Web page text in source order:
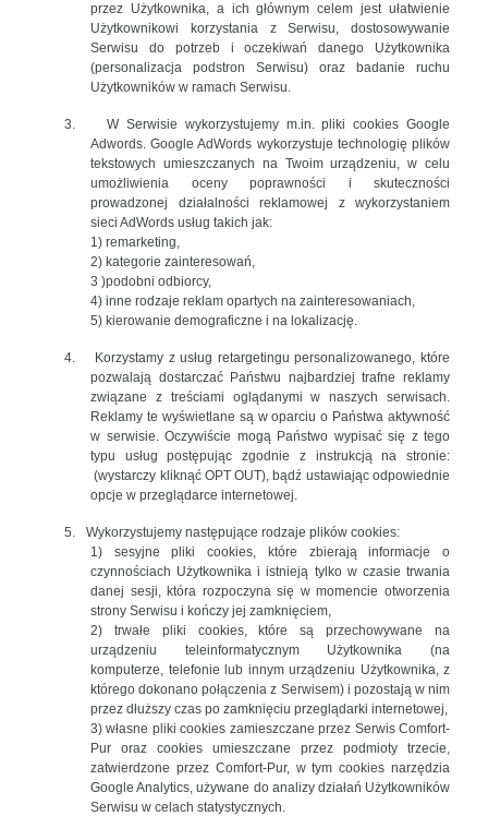
przez Użytkownika, a ich głównym celem jest ułatwienie
Użytkownikowi korzystania z Serwisu, dostosowywanie
Serwisu do potrzeb i oczekiwań danego Użytkownika
(personalizacja podstron Serwisu) oraz badanie ruchu
Użytkowników w ramach Serwisu.
3. W Serwisie wykorzystujemy m.in. pliki cookies Google
Adwords. Google AdWords wykorzystuje technologię plików
tekstowych umieszczanych na Twoim urządzeniu, w celu
umożliwienia oceny poprawności i skuteczności
prowadzonej działalności reklamowej z wykorzystaniem
sieci AdWords usług takich jak:
1) remarketing,
2) kategorie zainteresowań,
3 )podobni odbiorcy,
4) inne rodzaje reklam opartych na zainteresowaniach,
5) kierowanie demograficzne i na lokalizację.
4.
Korzystamy z usług retargetingu personalizowanego, które
pozwalają dostarczać Państwu najbardziej trafne reklamy
związane z treściami oglądanymi w naszych serwisach.
Reklamy te wyświetlane są w oparciu o Państwa aktywność
w serwisie. Oczywiście mogą Państwo wypisać się z tego
typu usług postępując zgodnie z instrukcją na stronie:
(wystarczy kliknąć OPT OUT), bądź ustawiając odpowiednie
opcje w przeglądarce internetowej.
5.
Wykorzystujemy następujące rodzaje plików cookies:
1) sesyjne pliki cookies, które zbierają informacje o
czynnościach Użytkownika i istnieją tylko w czasie trwania
danej sesji, która rozpoczyna się w momencie otworzenia
strony Serwisu i kończy jej zamknięciem,
2) trwałe pliki cookies, które są przechowywane na
urządzeniu teleinformatycznym Użytkownika (na
komputerze, telefonie lub innym urządzeniu Użytkownika, z
którego dokonano połączenia z Serwisem) i pozostają w nim
przez dłuższy czas po zamknięciu przeglądarki internetowej,
3) własne pliki cookies zamieszczane przez Serwis Comfort-
Pur oraz cookies umieszczane przez podmioty trzecie,
zatwierdzone przez Comfort-Pur, w tym cookies narzędzia
Google Analytics, używane do analizy działań Użytkowników
Serwisu w celach statystycznych.